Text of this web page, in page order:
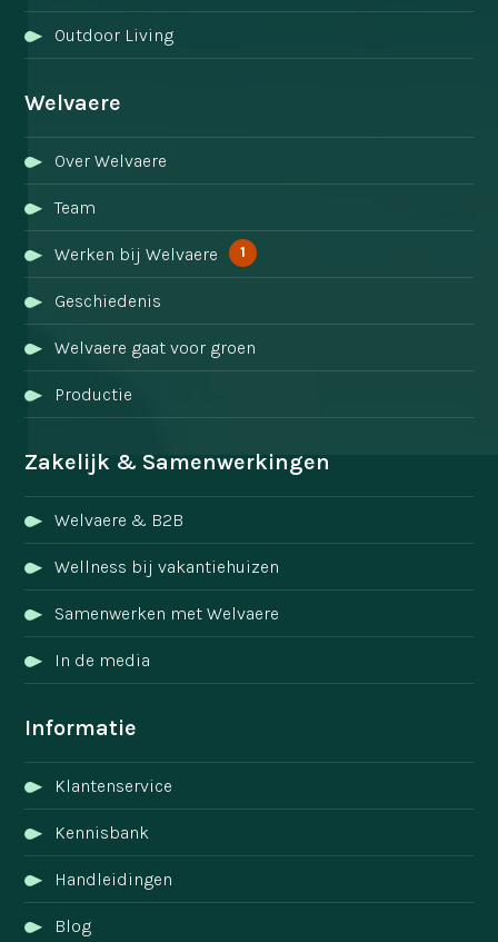
Outdoor Living
Welvaere
Over Welvaere
Team
Werken bij Welvaere 1
Geschiedenis
Welvaere gaat voor groen
Productie
Zakelijk & Samenwerkingen
Welvaere & B2B
Wellness bij vakantiehuizen
Samenwerken met Welvaere
In de media
Informatie
Klantenservice
Kennisbank
Handleidingen
Blog